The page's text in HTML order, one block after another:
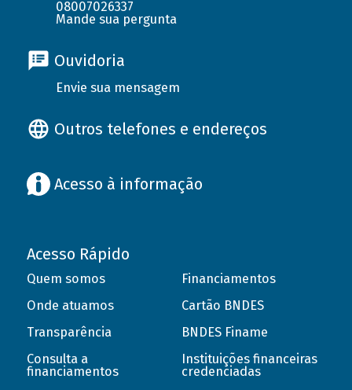
08007026337
Mande sua pergunta
Ouvidoria
Envie sua mensagem
Outros telefones e endereços
Acesso à informação
Acesso Rápido
Quem somos
Onde atuamos
Transparência
Consulta a
financiamentos
Financiamentos
Cartão BNDES
BNDES Finame
Instituições financeiras
credenciadas